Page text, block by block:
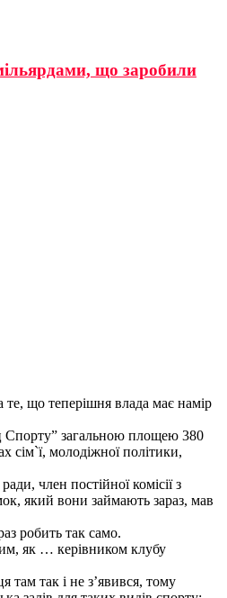
що заробили
те, що теперішня влада має намір
Спорту” загальною площею 380
сім`ї, молодіжної політики,
член постійної комісії з
який вони займають зараз, мав
робить так само.
як … керівником клубу
так і не з’явився, тому